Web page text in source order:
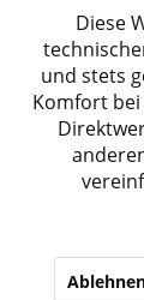
Kartons
GLS
Diese
und stets
Komfort